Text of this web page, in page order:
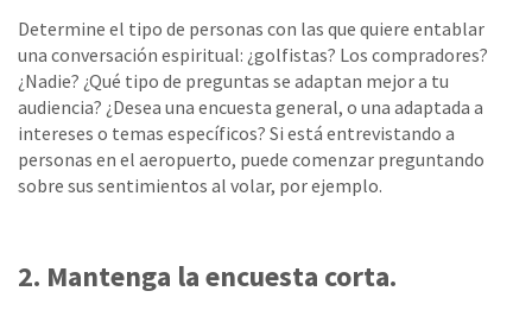
Determine el tipo de personas con las que quiere entablar
una conversación espiritual: ¿golfistas? Los compradores?
¿Nadie? ¿Qué tipo de preguntas se adaptan mejor a tu
audiencia? ¿Desea una encuesta general, o una adaptada a
intereses o temas específicos? Si está entrevistando a
personas en el aeropuerto, puede comenzar preguntando
sobre sus sentimientos al volar, por ejemplo.
2. Mantenga la encuesta corta.